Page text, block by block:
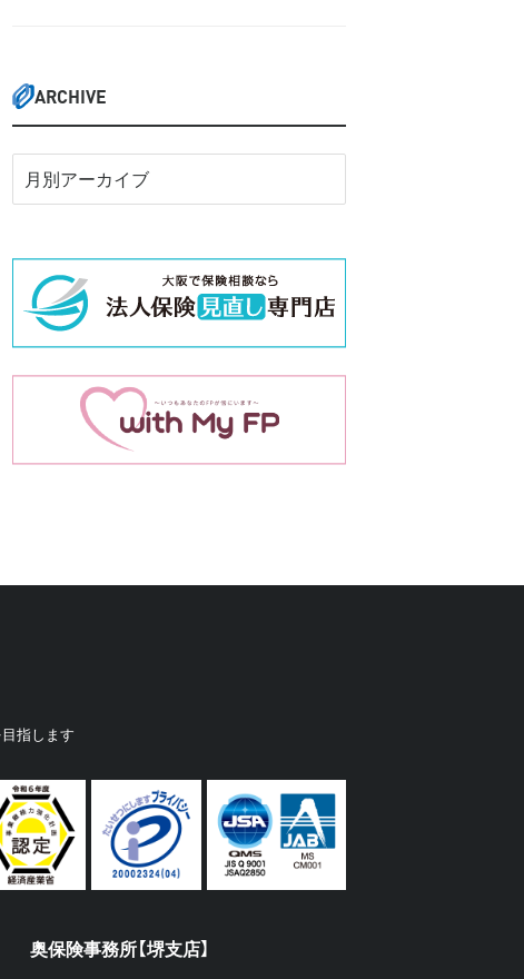
ARCHIVE
指します
奥保険事務所【堺支店】